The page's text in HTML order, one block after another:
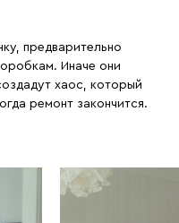
предварительно
Иначе они
хаос, который
ремонт закончится.